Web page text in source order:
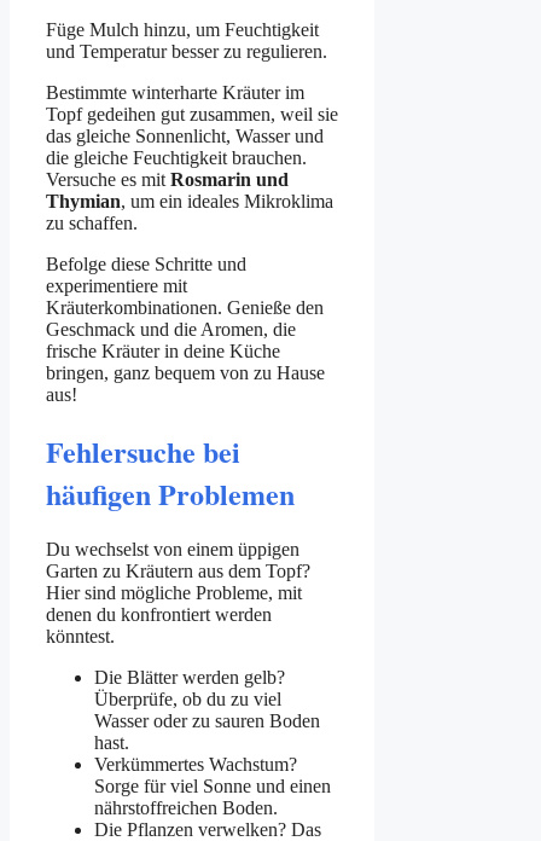
Füge Mulch hinzu, um Feuchtigkeit
und Temperatur besser zu regulieren.
Bestimmte winterharte Kräuter im
Topf gedeihen gut zusammen, weil sie
das gleiche Sonnenlicht, Wasser und
die gleiche Feuchtigkeit brauchen.
Versuche es mit Rosmarin und
Thymian, um ein ideales Mikroklima
zu schaffen.
Befolge diese Schritte und
experimentiere mit
Kräuterkombinationen. Genieße den
Geschmack und die Aromen, die
frische Kräuter in deine Küche
bringen, ganz bequem von zu Hause
aus!
Fehlersuche bei
häufigen Problemen
Du wechselst von einem üppigen
Garten zu Kräutern aus dem Topf?
Hier sind mögliche Probleme, mit
denen du konfrontiert werden
könntest.
Die Blätter werden gelb?
Überprüfe, ob du zu viel
Wasser oder zu sauren Boden
hast.
Verkümmertes Wachstum?
Sorge für viel Sonne und einen
nährstoffreichen Boden.
Die Pflanzen verwelken? Das